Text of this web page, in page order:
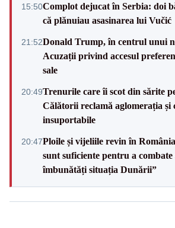
15:50Complot dejucat în Serbia: doi
că plănuiau asasinarea lui Vučić
21:52Donald Trump, în centrul unui
Acuzații privind accesul
sale
20:49Trenurile care îi scot din sărite
Călătorii reclamă aglomerația și
insuportabile
20:47Ploile și vijeliile revin în
sunt suficiente pentru a combate
îmbunătăți situația Dunării”